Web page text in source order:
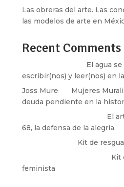
Las obreras del arte. Las
las modelos de arte en
Recent Comments
El agua
escribir(nos) y leer(nos) en
Joss Mure
Mujeres
deuda pendiente en la
El
68, la defensa de la alegría
Kit de
Kit
feminista